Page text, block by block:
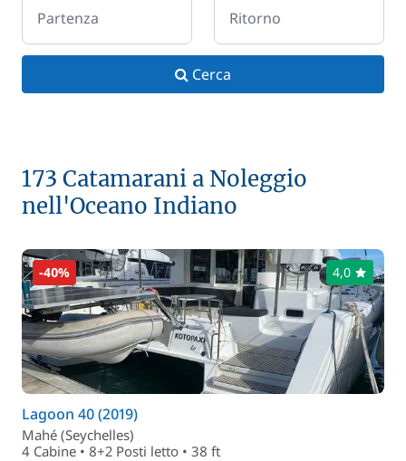
Partenza Ritorno
Cerca
173 Catamarani a Noleggio
nell'Oceano Indiano
-40% 4,0
Lagoon 40 (2019)
Mahé (Seychelles)
4 Cabine • 8+2 Posti letto • 38 ft